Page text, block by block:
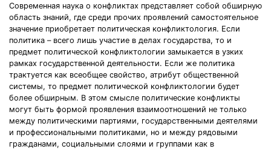
Современная наука о конфликтах представляет собой обширную
область знаний, где среди прочих проявлений самостоятельное
значение приобретает политическая конфликтология. Если
политика – всего лишь участие в делах государства, то и
предмет политической конфликтологии замыкается в узких
рамках государственной деятельности. Если же политика
трактуется как всеобщее свойство, атрибут общественной
системы, то предмет политической конфликтологии будет
более обширным. В этом смысле политические конфликты
могут быть формой проявления взаимоотношений не только
между политическими партиями, государственными деятелями
и профессиональными политиками, но и между рядовыми
гражданами, социальными слоями и группами как в